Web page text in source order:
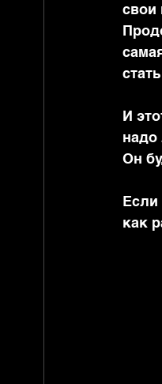
свои
И
надо
Он
Если
как